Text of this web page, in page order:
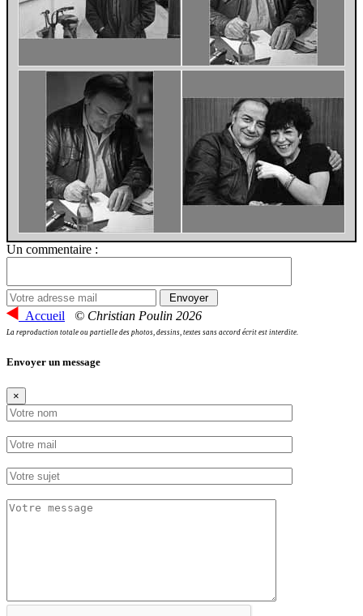
Un commentaire :
Accueil © Christian Poulin 2026
La reproduction totale ou partielle des photos, dessins, textes sans accord écrit est interdite.
Envoyer un message
×